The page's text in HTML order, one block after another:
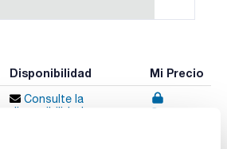
Disponibilidad Mi Precio
Consulte la
disponibilidad
Comprar